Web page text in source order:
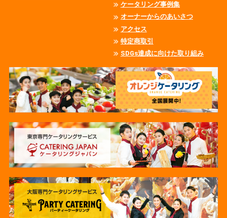
ケータリング事例集
オーナーからのあいさつ
アクセス
特定商取引
SDGs達成に向けた取り組み